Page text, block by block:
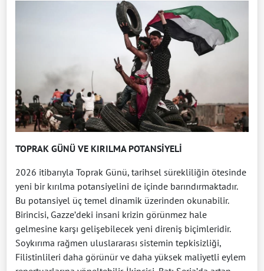
TOPRAK GÜNÜ VE KIRILMA POTANSİYELİ
2026 itibarıyla Toprak Günü, tarihsel sürekliliğin ötesinde
yeni bir kırılma potansiyelini de içinde barındırmaktadır.
Bu potansiyel üç temel dinamik üzerinden okunabilir.
Birincisi, Gazze’deki insani krizin görünmez hale
gelmesine karşı gelişebilecek yeni direniş biçimleridir.
Soykırıma rağmen uluslararası sistemin tepkisizliği,
Filistinlileri daha görünür ve daha yüksek maliyetli eylem